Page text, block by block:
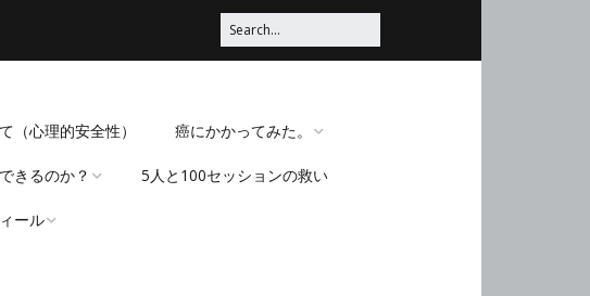
（心理的安全性） 癌にかかってみた。
脳みそほじくられてみ
きるのか？
とについ
5人と100セッションの救い
ール